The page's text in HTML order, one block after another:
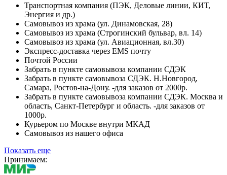
Транспортная компания (ПЭК, Деловые линии, КИТ,
Энергия и др.)
Самовывоз из храма (ул. Динамовская, 28)
Самовывоз из храма (Строгинский бульвар, вл. 14)
Самовывоз из храма (ул. Авиационная, вл.30)
Экспресс-доставка через EMS почту
Почтой России
Забрать в пункте самовывоза компании СДЭК
Забрать в пункте самовывоза СДЭК. Н.Новгород,
Самара, Ростов-на-Дону. -для заказов от 2000р.
Забрать в пункте самовывоза компании СДЭК. Москва и
область, Санкт-Петербург и область. -для заказов от
1000р.
Курьером по Москве внутри МКАД
Самовывоз из нашего офиса
Показать еще
Принимаем: